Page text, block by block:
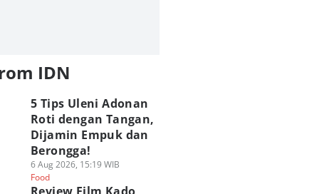
IDN
5 Tips Uleni Adonan
Roti dengan Tangan,
Dijamin Empuk dan
Berongga!
6 Aug 2026, 15:19 WIB
Food